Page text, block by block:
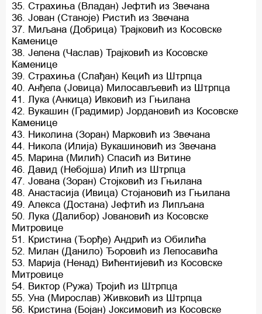
35. Страхиња (Владан) Јефтић из Звечана
36. Јован (Станоје) Ристић из Звечана
37. Миљана (Добрица) Трајковић из Косовске
Каменице
38. Јелена (Часлав) Трајковић из Косовске
Каменице
39. Страхиња (Слађан) Кецић из Штрпца
40. Анђела (Јовица) Милосављевић из Штрпца
41. Лука (Анкица) Ивковић из Гњилана
42. Вукашин (Градимир) Јордановић из Косовске
Каменице
43. Николина (Зоран) Марковић из Звечана
44. Никола (Илија) Вукашиновић из Звечана
45. Марина (Милић) Спасић из Витине
46. Давид (Небојша) Илић из Штрпца
47. Јована (Зоран) Стојковић из Гњилана
48. Анастасија (Ивица) Стојановић из Гњилана
49. Алекса (Достана) Јефтић из Липљана
50. Лука (Далибор) Јовановић из Косовске
Митровице
51. Кристина (Ђорђе) Андрић из Обилића
52. Милан (Данило) Ђоровић из Лепосавића
53. Марија (Ненад) Вићентијевић из Косовске
Митровице
54. Виктор (Ружа) Тројић из Штрпца
55. Уна (Мирослав) Живковић из Штрпца
56. Кристина (Бојан) Јоксимовић из Косовске